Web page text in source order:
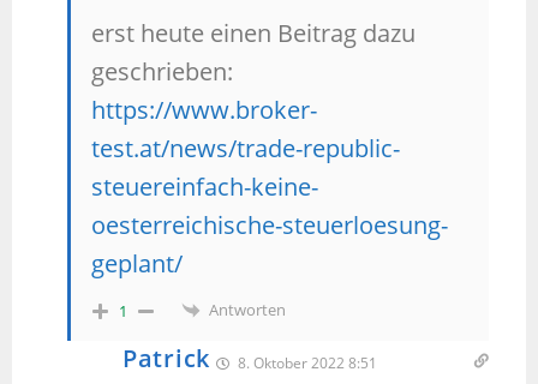
erst heute einen Beitrag dazu
geschrieben:
https://www.broker-
test.at/news/trade-republic-
steuereinfach-keine-
oesterreichische-steuerloesung-
geplant/
1 Antworten
Patrick 8. Oktober 2022 8:51